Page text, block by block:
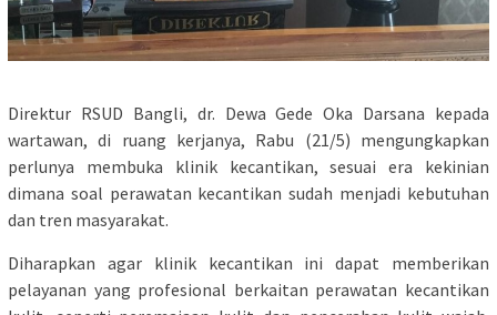
Direktur RSUD Bangli, dr. Dewa Gede Oka Darsana kepada
wartawan, di ruang kerjanya, Rabu (21/5) mengungkapkan
perlunya membuka klinik kecantikan, sesuai era kekinian
dimana soal perawatan kecantikan sudah menjadi kebutuhan
dan tren masyarakat.
Diharapkan agar klinik kecantikan ini dapat memberikan
pelayanan yang profesional berkaitan perawatan kecantikan